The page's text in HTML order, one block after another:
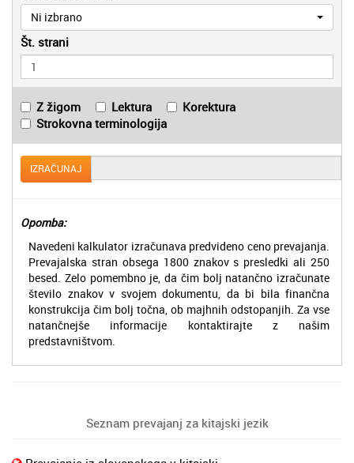
Ni izbrano
Št. strani
Z žigom Lektura
Korektura
Strokovna terminologija
IZRAČUNAJ
Opomba:
Navedeni kalkulator izračunava predvideno ceno prevajanja.
Prevajalska stran obsega 1800 znakov s presledki ali 250
besed. Zelo pomembno je, da čim bolj natančno izračunate
število znakov v svojem dokumentu, da bi bila finančna
konstrukcija čim bolj točna, ob majhnih odstopanjih. Za vse
natančnejše informacije kontaktirajte z našim
predstavništvom.
Seznam prevajanj za kitajski jezik